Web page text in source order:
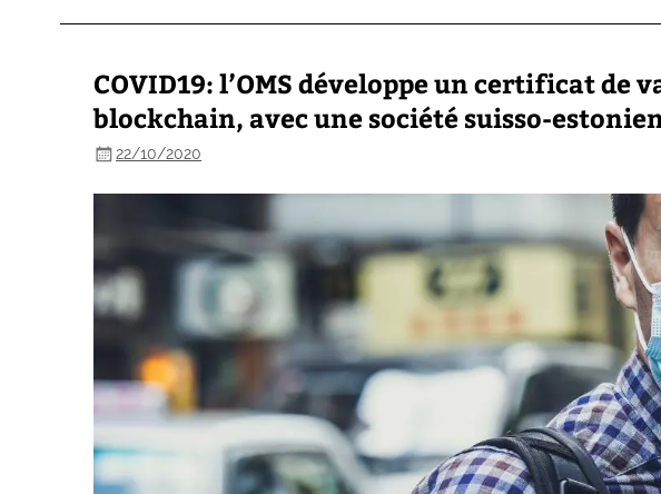
COVID19: l’OMS développe un certificat de
blockchain, avec une société suisso-
22/10/2020